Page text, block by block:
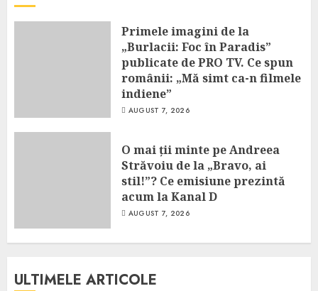
Primele imagini de la
„Burlacii: Foc în Paradis”
publicate de PRO TV. Ce spun
românii: „Mă simt ca-n filmele
indiene”
AUGUST 7, 2026
O mai ții minte pe Andreea
Străvoiu de la „Bravo, ai
stil!”? Ce emisiune prezintă
acum la Kanal D
AUGUST 7, 2026
ULTIMELE ARTICOLE